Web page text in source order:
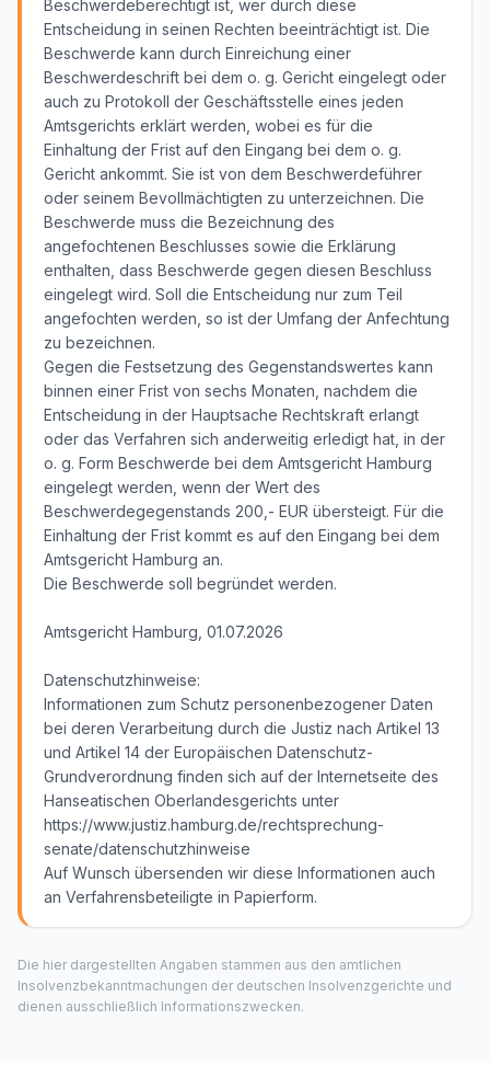
Beschwerdeberechtigt ist, wer durch diese
Entscheidung in seinen Rechten beeinträchtigt ist. Die
Beschwerde kann durch Einreichung einer
Beschwerdeschrift bei dem o. g. Gericht eingelegt oder
auch zu Protokoll der Geschäftsstelle eines jeden
Amtsgerichts erklärt werden, wobei es für die
Einhaltung der Frist auf den Eingang bei dem o. g.
Gericht ankommt. Sie ist von dem Beschwerdeführer
oder seinem Bevollmächtigten zu unterzeichnen. Die
Beschwerde muss die Bezeichnung des
angefochtenen Beschlusses sowie die Erklärung
enthalten, dass Beschwerde gegen diesen Beschluss
eingelegt wird. Soll die Entscheidung nur zum Teil
angefochten werden, so ist der Umfang der Anfechtung
zu bezeichnen.
Gegen die Festsetzung des Gegenstandswertes kann
binnen einer Frist von sechs Monaten, nachdem die
Entscheidung in der Hauptsache Rechtskraft erlangt
oder das Verfahren sich anderweitig erledigt hat, in der
o. g. Form Beschwerde bei dem Amtsgericht Hamburg
eingelegt werden, wenn der Wert des
Beschwerdegegenstands 200,- EUR übersteigt. Für die
Einhaltung der Frist kommt es auf den Eingang bei dem
Amtsgericht Hamburg an.
Die Beschwerde soll begründet werden.
Amtsgericht Hamburg, 01.07.2026
Datenschutzhinweise:
Informationen zum Schutz personenbezogener Daten
bei deren Verarbeitung durch die Justiz nach Artikel 13
und Artikel 14 der Europäischen Datenschutz-
Grundverordnung finden sich auf der Internetseite des
Hanseatischen Oberlandesgerichts unter
https://www.justiz.hamburg.de/rechtsprechung-
senate/datenschutzhinweise
Auf Wunsch übersenden wir diese Informationen auch
an Verfahrensbeteiligte in Papierform.
Die hier dargestellten Angaben stammen aus den amtlichen
Insolvenzbekanntmachungen der deutschen Insolvenzgerichte und
dienen ausschließlich Informationszwecken.